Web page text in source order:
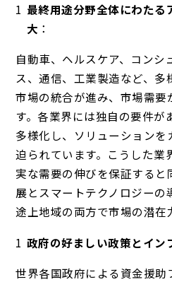
最終用途分野全体にわたる
大 ：
自動車、ヘルスケア、コンシ
ス、通信、工業製造など、多
市場の統合が進み、市場需要
す。各業界には独自の要件が
多様化し、ソリューションを
迫られています。こうした業
実な需要の伸びを保証する
展とスマートテクノロジー
途上地域の両方で市場の潜在
政府の好ましい政策とイン
世界各国政府による資金援